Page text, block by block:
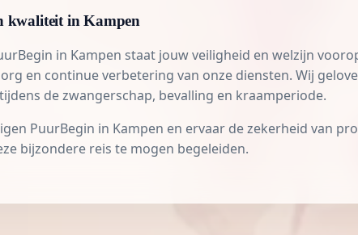
kwaliteit in Kampen
in Kampen staat jouw veiligheid en welzijn
en continue verbetering van onze diensten. Wij
de zwangerschap, bevalling en kraamperiode.
PuurBegin in Kampen en ervaar de zekerheid van
bijzondere reis te mogen begeleiden.